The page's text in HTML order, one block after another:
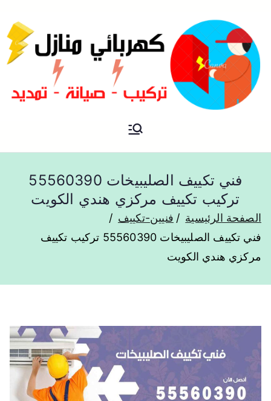
فني كهربائي منازل الكويت
فني تكييف الصليبيخات 55560390
تركيب تكييف مركزي هندي الكويت
الصفحة الرئيسية
فنيين-تكييف
فني تكييف الصليبيخات 55560390 تركيب تكييف
مركزي هندي الكويت